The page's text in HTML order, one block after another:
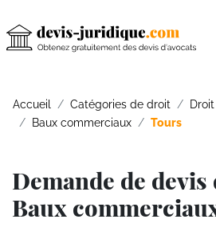
Accueil Catégories de droit
Baux commerciaux
Tours
Demande de devis
Baux